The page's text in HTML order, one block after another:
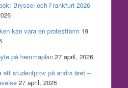
Bryssel och Frankfurt 2026
kan vara en protestform 19
på hemmaplan 27 april, 2026
ett studentprov på andra året –
27 april, 2026